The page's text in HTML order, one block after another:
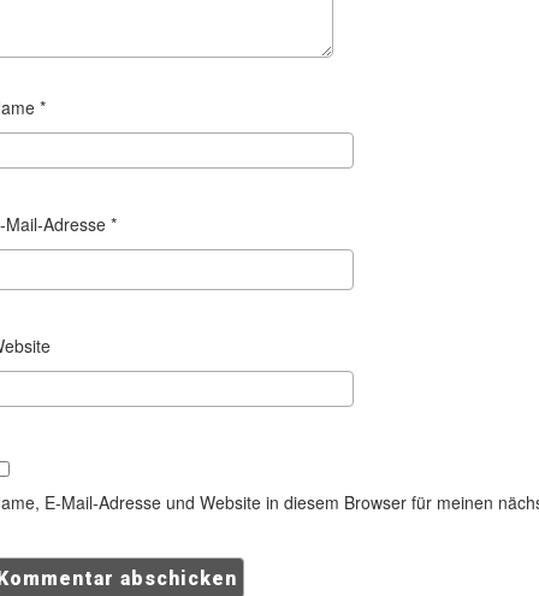
*
Mail-Adresse*
E-Mail-Adresse und Website in diesem Browser für meinen